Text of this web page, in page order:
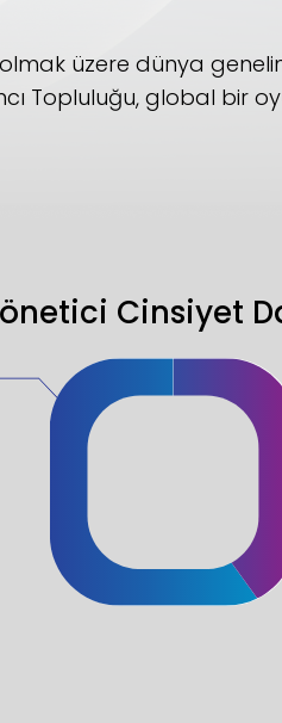
üzere dünya
Topluluğu, global bir
Cinsiyet